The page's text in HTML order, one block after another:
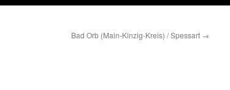
Bad Orb (Main-Kinzig-Kreis) / Spessart →